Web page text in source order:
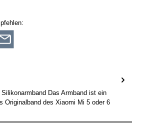
Das Armband ist ein
Originalband des Xiaomi Mi 5 oder 6